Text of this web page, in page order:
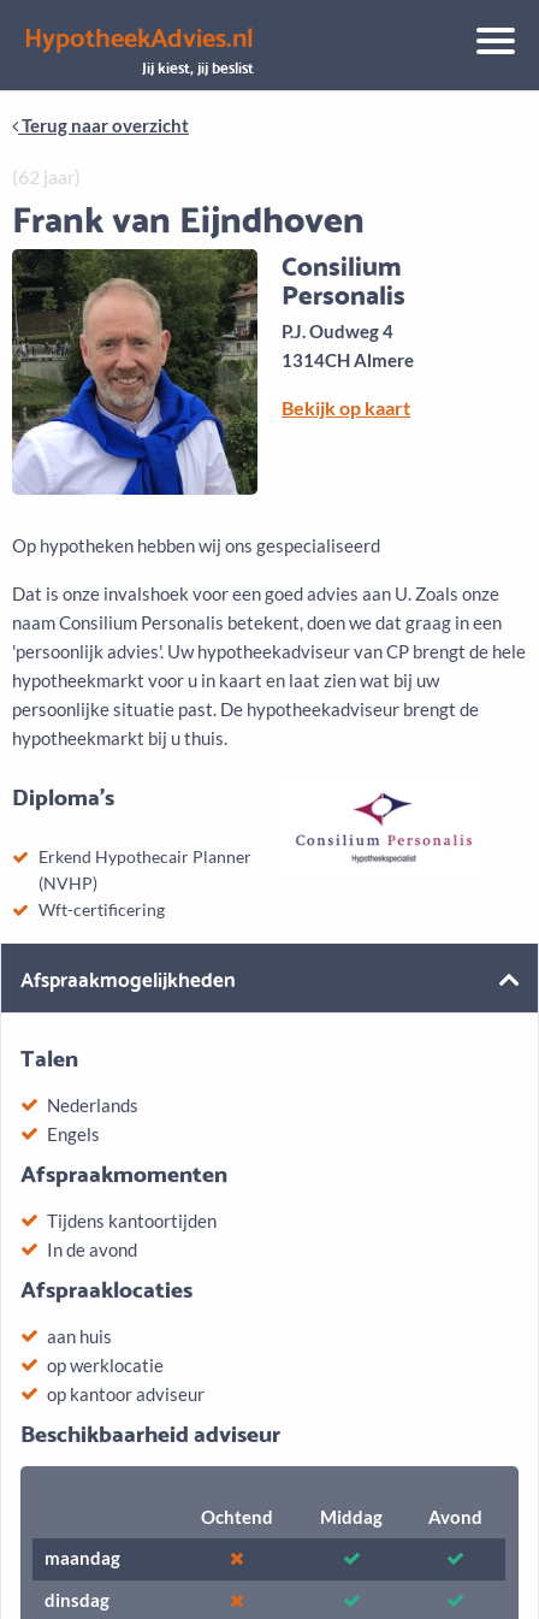
HypotheekAdvies.nl
Jij kiest, jij beslist
AanbodKeuze uit vele onafhankelijke adviseurs
Terug naar overzicht
(62 jaar)
Frank van Eijndhoven
Consilium
Personalis
P.J. Oudweg 4
1314CH Almere
Bekijk op kaart
Op hypotheken hebben wij ons gespecialiseerd
Dat is onze invalshoek voor een goed advies aan U. Zoals onze
naam Consilium Personalis betekent, doen we dat graag in een
'persoonlijk advies'. Uw hypotheekadviseur van CP brengt de hele
hypotheekmarkt voor u in kaart en laat zien wat bij uw
persoonlijke situatie past. De hypotheekadviseur brengt de
hypotheekmarkt bij u thuis.
Diploma's
Erkend Hypothecair Planner
(NVHP)
Wft-certificering
Afspraakmogelijkheden
Talen
Nederlands
Engels
Afspraakmomenten
Tijdens kantoortijden
In de avond
Afspraaklocaties
aan huis
op werklocatie
op kantoor adviseur
Beschikbaarheid adviseur
Ochtend Middag
Avond
maandag
dinsdag